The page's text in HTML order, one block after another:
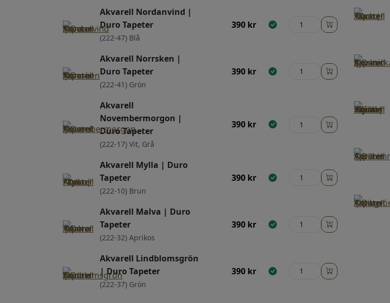
Akvarell Nordanvind |
Duro Tapeter
(222-47) Blå
390 kr
Akvarell Norrsken |
Duro Tapeter
(222-41) Grön
390 kr
Akvarell
Novembermorgon |
Duro Tapeter
(222-17) Vit, Grå
390 kr
Akvarell Mylla | Duro
Tapeter
(222-10) Brun
390 kr
Akvarell Malva | Duro
Tapeter
(222-32) Aprikos
390 kr
Akvarell Lindblomsgrön
| Duro Tapeter
(222-37) Grön
390 kr